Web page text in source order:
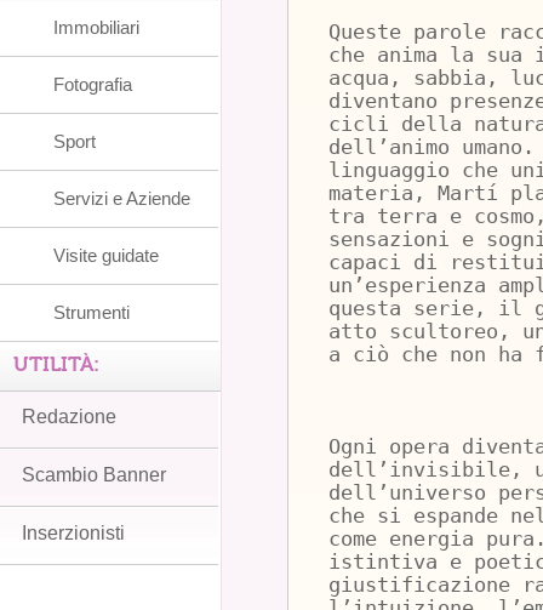
Queste parole
che anima la sua
acqua, sabbia,
diventano
cicli della
dell’animo
linguaggio che
materia, Martí
tra terra e
sensazioni e
capaci di
un’esperienza
questa serie, il
atto scultoreo, un
a ciò che non ha
Ogni opera
dell’invisibile,
dell’universo
che si espande
come energia
istintiva e
giustificazione
Immobiliari
Fotografia
Sport
Servizi e Aziende
Visite guidate
Strumenti
UTILITÀ:
Redazione
Scambio Banner
Inserzionisti